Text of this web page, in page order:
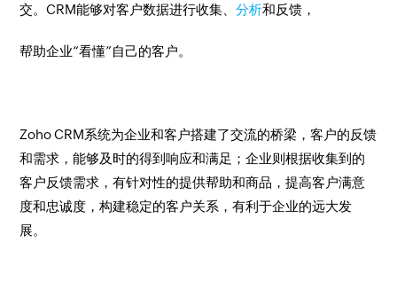
交。CRM能够对客户数据进行收集、分析和反馈，
帮助企业“看懂”自己的客户。
Zoho CRM系统为企业和客户搭建了交流的桥梁，客户的反馈
和需求，能够及时的得到响应和满足；企业则根据收集到的
客户反馈需求，有针对性的提供帮助和商品，提高客户满意
度和忠诚度，构建稳定的客户关系，有利于企业的远大发
展。